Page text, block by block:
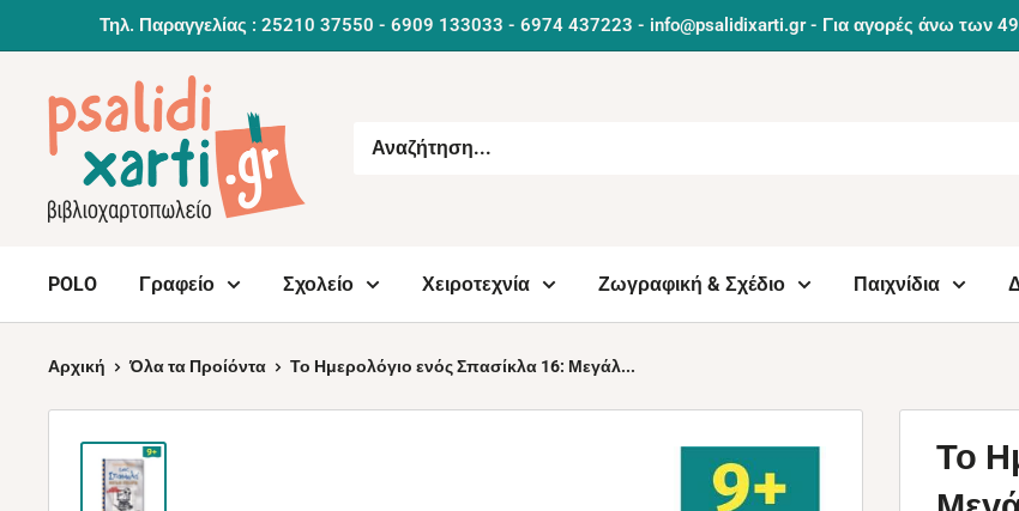
Τηλ. Παραγγελίας : 25210 37550 - 6909 133033 - 6974 437223 - info@psalidixarti.gr - Για αγορές άνω των
POLO Γραφείο Σχολείο Χειροτεχνία Ζωγραφική & Σχέδιο Παιχνίδια
Αρχική Όλα τα Προίόντα Το Ημερολόγιο ενός Σπασίκλα 16: Μεγάλ...
Το